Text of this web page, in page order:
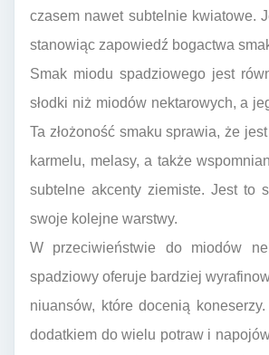
czasem nawet subtelnie kwiatowe.
stanowiąc zapowiedź bogactwa
Smak miodu spadziowego jest
słodki niż miodów nektarowych, a
Ta złożoność smaku sprawia, że
karmelu, melasy, a także
subtelne akcenty ziemiste. Jest to
swoje kolejne warstwy.
W przeciwieństwie do miodów
spadziowy oferuje bardziej
niuansów, które docenią
dodatkiem do wielu potraw i